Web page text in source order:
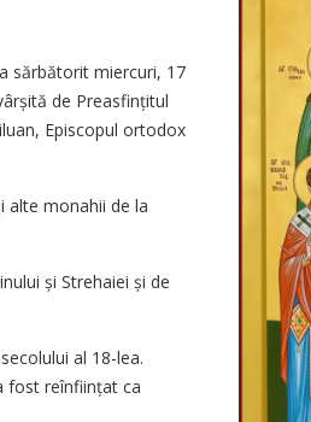
sărbătorit miercuri, 17
de Preasfințitul
Episcopul ortodox
alte monahii de la
și Strehaiei și de
al 18-lea.
fost reînființat ca